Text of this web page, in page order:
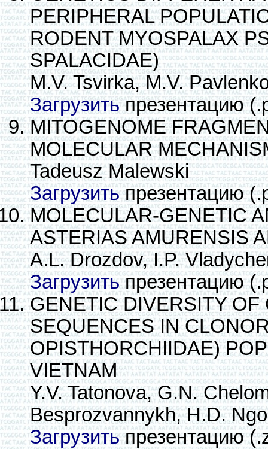
PERIPHERAL
RODENT MYOSPALAX
SPALACIDAE)
M.V. Tsvirka, M.V.
Загрузитьпрезентацию
MITOGENOME
MOLECULAR
Tadeusz Malewski
Загрузитьпрезентацию
MOLECULAR-GENETIC
ASTERIAS AMURENSIS
A.L. Drozdov, I.P.
Загрузитьпрезентацию
GENETIC DIVERSITY
SEQUENCES IN
OPISTHORCHIIDAE)
VIETNAM
Y.V. Tatonova, G.N.
Besprozvannykh, H.D. Ngo
Загрузитьпрезентацию